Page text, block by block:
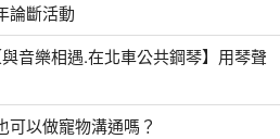
論斷活動
音樂相遇.在北車公共鋼琴】用琴聲
可以做寵物溝通嗎？